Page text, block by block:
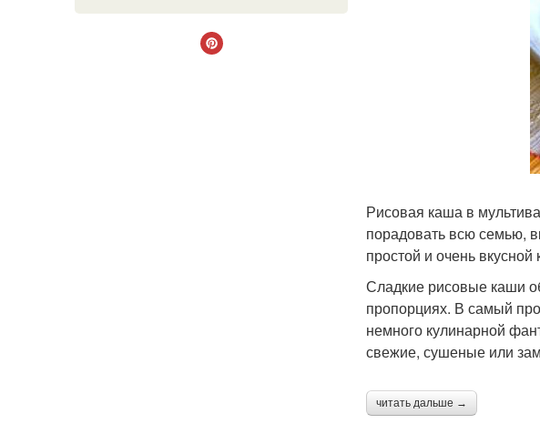
Рисовая каша в
порадовать всю семью,
простой и очень вкусной
Сладкие рисовые каши
пропорциях. В самый
немного кулинарной
свежие, сушеные или
читать дальше →